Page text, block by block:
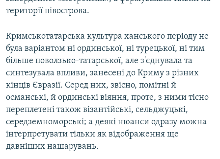
території півострова.
Кримськотатарська культура ханського періоду не
була варіантом ні ординської, ні турецької, ні тим
більше поволзько-татарської, але з'єднувала та
синтезувала впливи, занесені до Криму з різних
кінців Євразії. Серед них, звісно, помітні й
османські, й ординські віяння, проте, з ними тісно
переплетені також візантійські, сельджуцькі,
середземноморські; а деякі нюанси одразу можна
інтерпретувати тільки як відображення ще
давніших нашарувань.